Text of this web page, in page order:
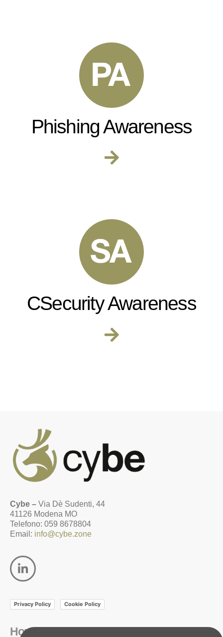
Phishing Awareness
CSecurity Awareness
Cybe – Via Dè Sudenti, 44
41126 Modena MO
Telefono: 059 8678804
Email: info@cybe.zone
Privacy Policy Cookie Policy
Home